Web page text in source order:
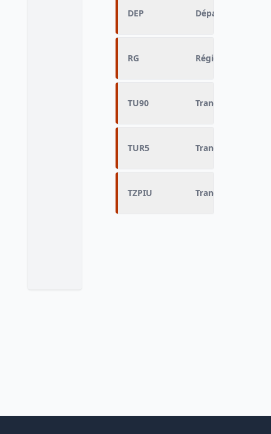
DEP Département de
RG Région de
TU90 Tranche d'unité
TUR5 Tranche d'unité
TZPIU Tranche de ZPIU